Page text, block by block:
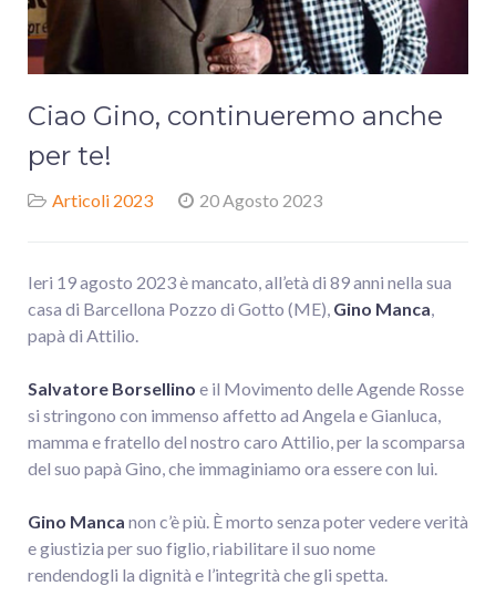
Ciao Gino, continueremo anche
per te!
Articoli 2023 20 Agosto 2023
Ieri 19 agosto 2023 è mancato, all’età di 89 anni nella sua
casa di Barcellona Pozzo di Gotto (ME), Gino Manca,
papà di Attilio.
Salvatore Borsellino e il Movimento delle Agende Rosse
si stringono con immenso affetto ad Angela e Gianluca,
mamma e fratello del nostro caro Attilio, per la scomparsa
del suo papà Gino, che immaginiamo ora essere con lui.
Gino Manca non c’è più. È morto senza poter vedere verità
e giustizia per suo figlio, riabilitare il suo nome
rendendogli la dignità e l’integrità che gli spetta.